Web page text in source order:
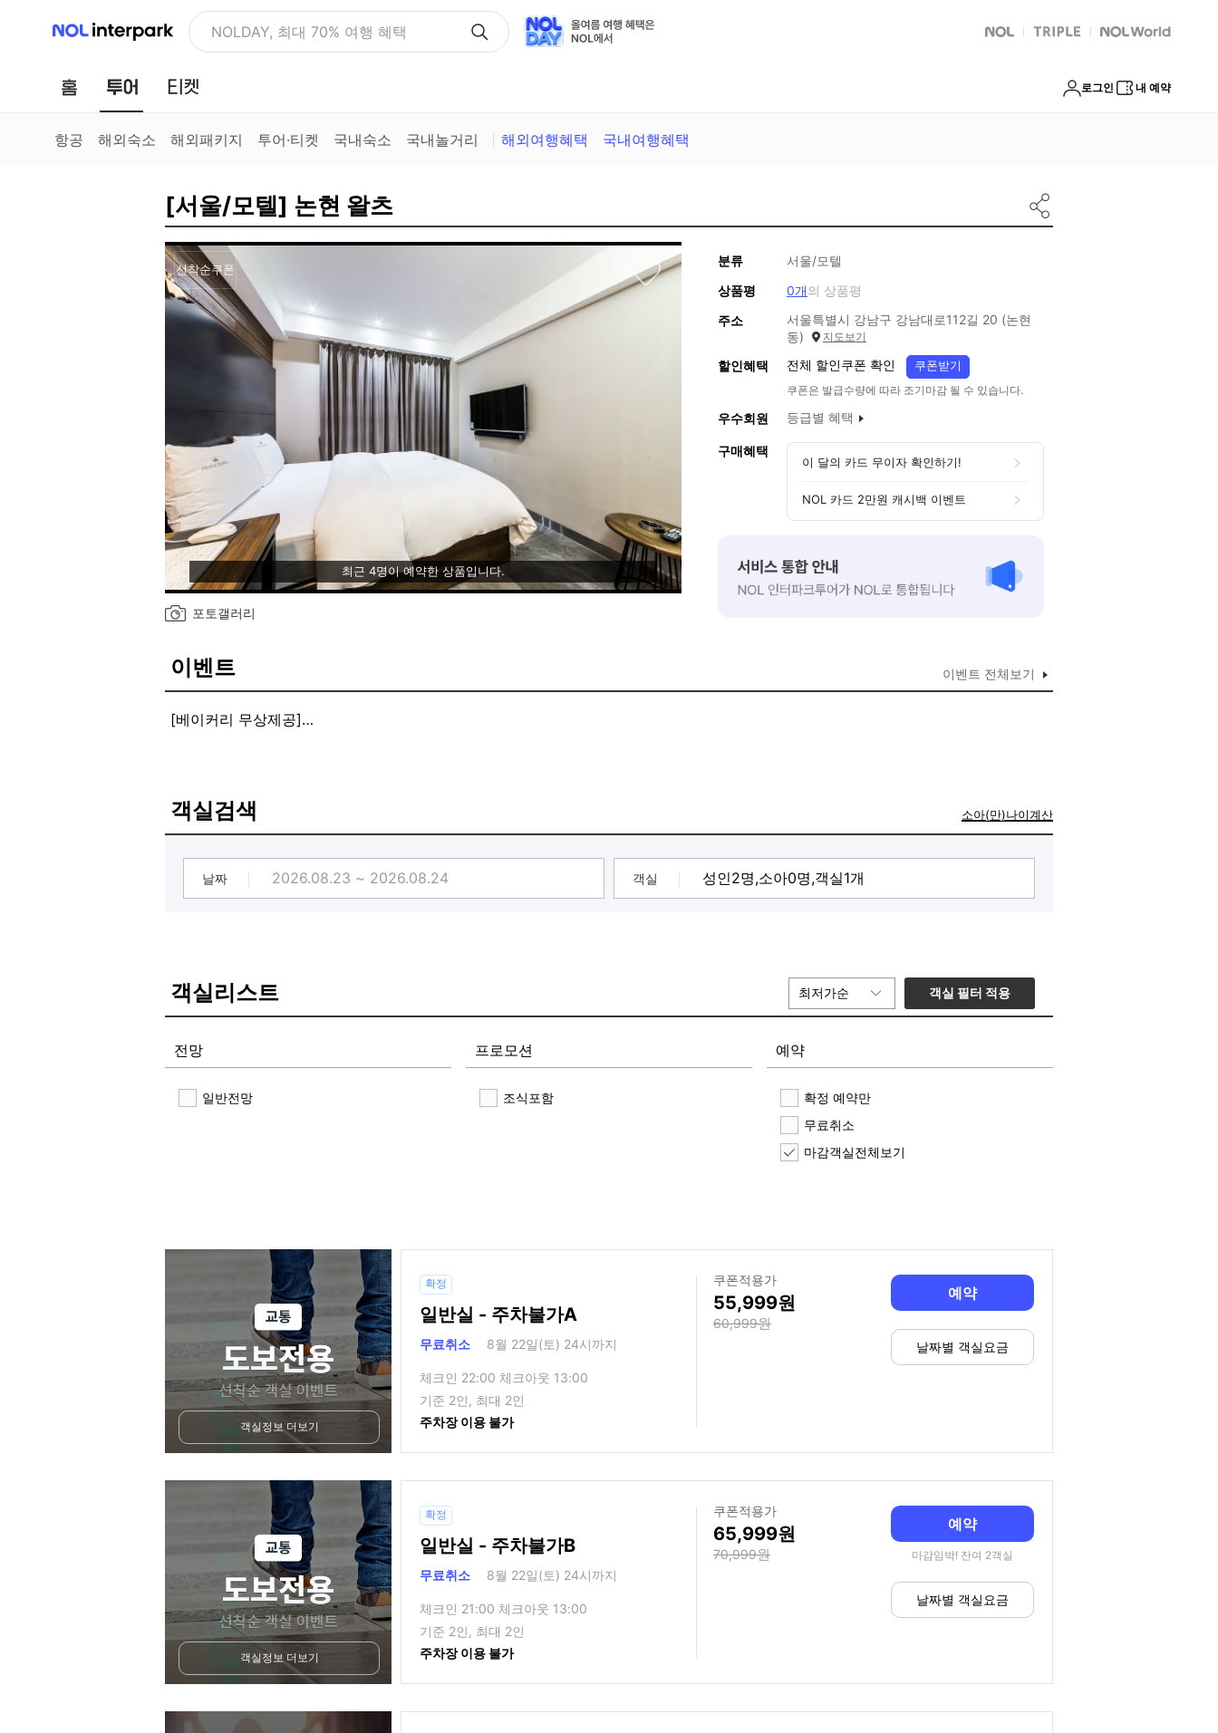
NOL 인터파크 NOLDAY, 최대 70% 여행 혜택 NOL 트리플 Global Interpark
홈 투어 로그인 내 예약
항공 해외숙소 해외패키지 투어·티켓 국내숙소 국내놀거리 해외여행혜택 국내여행혜택
[서울/모텔] 논현 왈츠
선착순쿠폰
최근 4명이 예약한 상품입니다.
포토갤러리
분류
서울/모텔
상품평
0개의 상품평
주소
서울특별시 강남구 강남대로112길 20 (논현
동)
지도보기
할인혜택 전체 할인쿠폰 확인 쿠폰받기
쿠폰은 발급수량에 따라 조기마감 될 수 있습니다.
우수회원 등급별 혜택
구매혜택
이 달의 카드 무이자 확인하기!
NOL 카드 2만원 캐시백 이벤트
이벤트 이벤트 전체보기
[베이커리 무상제공]
HOTEL WALTZ(왈츠)는 고품격 인테리어 및 고객의 입장에서 생각하는 세심한 서비스를 통해 투숙객 여러분께 최고의 편안함과 아름다
움을 선사해 드립니다.
최고의 맛집이 밀집해 있는 신논현동 호텔왈츠에서 맛과 여유로움 휴식과 힐링을 누려보세요!
[▶ 매달 4분 당첨! 이용후기 이벤트]
후기이벤트는 매월 말일 4분을 후기를 선발하여 공지드립니다.
[상품] 주중 대실권 2매, 주중 숙박권 2매
객실검색 소아(만)나이계산
날짜 객실
객실리스트 최저가순 객실 필터 적용
전망
일반전망
프로모션
조식포함
예약
확정 예약만
무료취소
마감객실전체보기
객실정보 더보기
확정
일반실 - 주차불가A
무료취소 8월 22일(토) 24시까지
체크인 22:00 체크아웃 13:00
기준 2인, 최대 2인
주차장 이용 불가
쿠폰적용가
55,999
60,999
예약
날짜별 객실요금
객실정보 더보기
확정
일반실 - 주차불가B
무료취소 8월 22일(토) 24시까지
체크인 21:00 체크아웃 13:00
기준 2인, 최대 2인
주차장 이용 불가
쿠폰적용가
65,999
70,999
예약
마감임박! 잔여 2객실
날짜별 객실요금